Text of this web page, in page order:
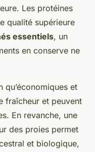
Les protéines
qualité supérieure
essentiels, un
en conserve ne
qu’économiques et
fraîcheur et peuvent
En revanche, une
des proies permet
et biologique,